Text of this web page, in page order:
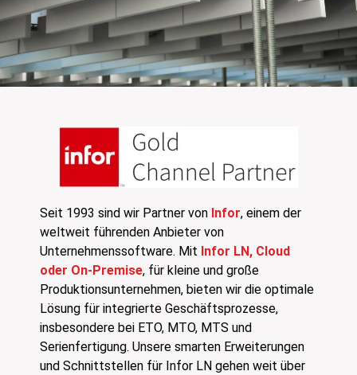
Seit 1993 sind wir Partner von Infor, einem der
weltweit führenden Anbieter von
Unternehmenssoftware. Mit Infor LN, Cloud
oder On-Premise, für kleine und große
Produktionsunternehmen, bieten wir die optimale
Lösung für integrierte Geschäftsprozesse,
insbesondere bei ETO, MTO, MTS und
Serienfertigung. Unsere smarten Erweiterungen
und Schnittstellen für Infor LN gehen weit über